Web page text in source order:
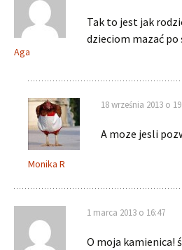
Aga
Tak to jest jak
dzieciom mazać po
Monika R
18 września 2013 o
A moze jesli
1 marca 2013 o 16:47
O moja kamienica!